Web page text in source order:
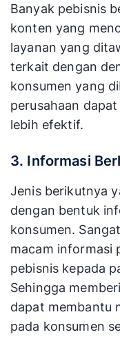
Banyak pebisnis
konten yang
layanan yang
terkait dengan
konsumen yang
perusahaan
lebih efektif.
3. Informasi
Jenis berikutnya
dengan bentuk
konsumen.
macam informasi
pebisnis kepada
Sehingga
dapat membantu
pada konsumen